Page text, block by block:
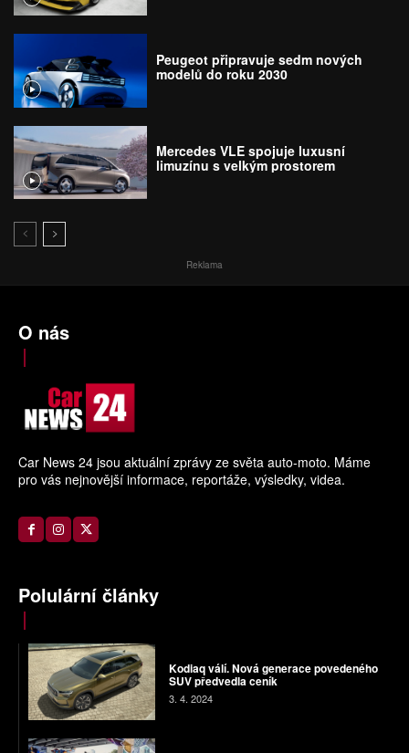
Peugeot připravuje sedm nových
modelů do roku 2030
Mercedes VLE spojuje luxusní
limuzínu s velkým prostorem
Reklama
O nás
Car News 24 jsou aktuální zprávy ze světa auto-moto. Máme
pro vás nejnovější informace, reportáže, výsledky, videa.
Polulární články
Kodiaq válí. Nová generace povedeného
SUV předvedla ceník
3. 4. 2024